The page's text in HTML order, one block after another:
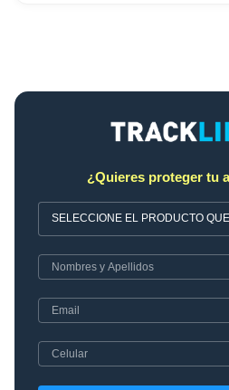
¿Quieres proteger tu